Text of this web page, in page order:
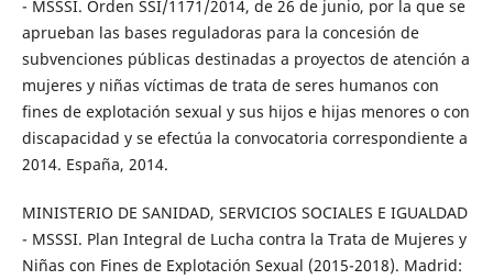
- MSSSI. Orden SSI/1171/2014, de 26 de junio, por la que se
aprueban las bases reguladoras para la concesión de
subvenciones públicas destinadas a proyectos de atención a
mujeres y niñas víctimas de trata de seres humanos con
fines de explotación sexual y sus hijos e hijas menores o con
discapacidad y se efectúa la convocatoria correspondiente a
2014. España, 2014.
MINISTERIO DE SANIDAD, SERVICIOS SOCIALES E IGUALDAD
- MSSSI. Plan Integral de Lucha contra la Trata de Mujeres y
Niñas con Fines de Explotación Sexual (2015-2018). Madrid: